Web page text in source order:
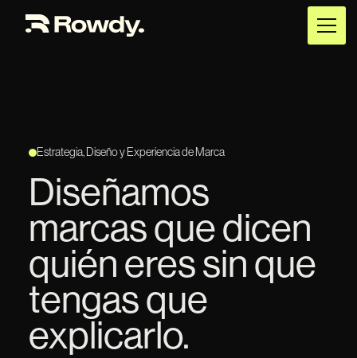
Estrategia, Diseño y Experiencia de Marca
Diseñamos
marcas que dicen
quién eres sin que
tengas que
explicarlo.